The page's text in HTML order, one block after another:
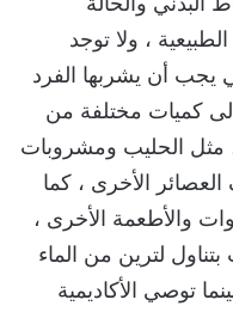
، ولا توجد
يجب أن يشربها الفرد
كميات مختلفة من
مثل الحليب ومشروبات
الأخرى ، كما
والأطعمة الأخرى ،
لترين من الماء
توصي الأكاديمية